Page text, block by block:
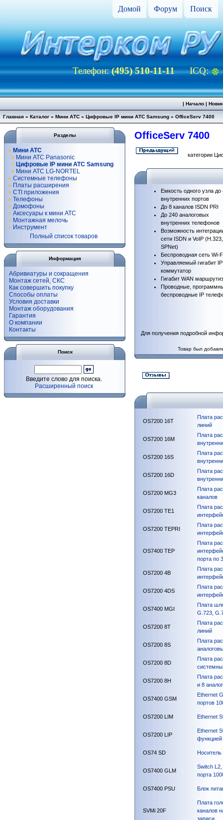
Домой Форум Поиск
Телефон:(495) 510-11-11ICQ:
| Начало|
Главная » Каталог » Мини АТС » Цифровые IP мини АТС Samsung » OfficeServ 7400
Разделы
Мини АТС
Мини АТС Panasonic
Цифровые IP мини АТС Samsung
Мини АТС LG-NORTEL
Системные телефоны
Платы расширения
CTI приложения
Телефоны
Домофоны
Аксесуары к мини АТС
Монтажная мелочь
Инструмент
Полный список товаров
Информация
Абривиатуры и сокращения
Монтаж сетей, СКС
Как совершить покупку
Способы оплаты
Условия доставки
Монтаж оборудования
Гарантия
О компании
Контакты
Поиск
Введите слово для поиска.
Расширенный поиск
OfficeServ 7400
категории
Емкость одного узла до
внутренних портов
До 8 каналов ISDN PRI
До 240 аналоговых
внутренних телефонов
Возможность
сети ISDN и VoIP
SPNet)
Беспроводная сеть Wi-
Управляемый гигабит
коммутатор
Гигабит WAN
Проводные,
беспроводные IP
Для получения подробной
Товар был
OS7200 16T
Плата
линий
OS7200 16M
Плата
OS7200 16S
Плата
OS7200 16D
Плата
OS7200 MG3
Плата
каналов
OS7200 TE1
Плата
OS7200 TEPRI
Плата
OS7400 TEP
Плата
порта по
OS7200 4B
Плата
OS7200 4DS
Плата
OS7400 MGI
Плата
G.723,
OS7200 8T
Плата
линий
OS7200 8S
Плата
OS7200 8D
Плата
OS7200 8H
Плата
и 8
OS7400 GSM
Ethernet
портов
OS7200 LIM Ethernet
OS7200 LIP
Ethernet
функцией
OS74 SD Носитель
OS7400 GLM
Switch
порта
OS7400 PSU Блок
SVMi 20F
Плата
каналов
записи